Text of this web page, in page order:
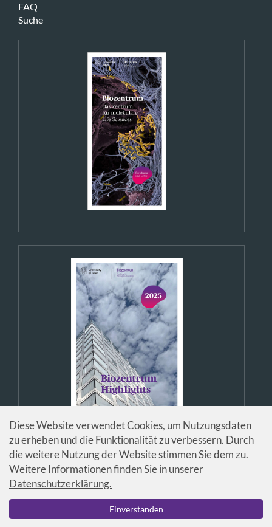
FAQ
Suche
© Universität Basel / Biozentrum
Diese Website verwendet Cookies, um Nutzungsdaten
zu erheben und die Funktionalität zu verbessern. Durch
die weitere Nutzung der Website stimmen Sie dem zu.
Weitere Informationen finden Sie in unserer
Datenschutzerklärung.
Einverstanden